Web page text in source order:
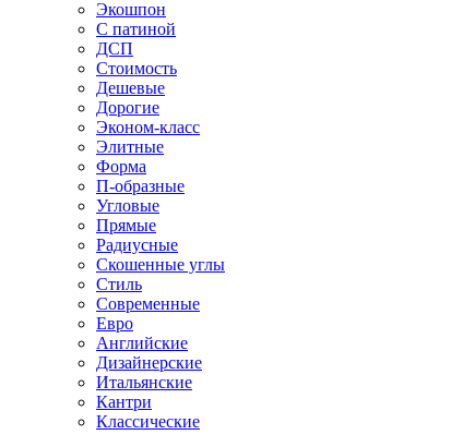
Экошпон
С патиной
ДСП
Стоимость
Дешевые
Дорогие
Эконом-класс
Элитные
Форма
П-образные
Угловые
Прямые
Радиусные
Скошенные углы
Стиль
Современные
Евро
Английские
Дизайнерские
Итальянские
Кантри
Классические